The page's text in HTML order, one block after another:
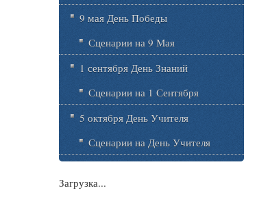
9 мая День Победы
Сценарии на 9 Мая
1 сентября День Знаний
Сценарии на 1 Сентября
5 октября День Учителя
Сценарии на День Учителя
Загрузка...